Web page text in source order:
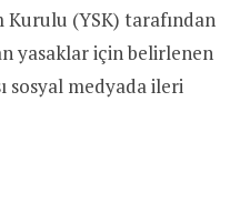
Kurulu (YSK) tarafından
yasaklar için belirlenen
sosyal medyada ileri